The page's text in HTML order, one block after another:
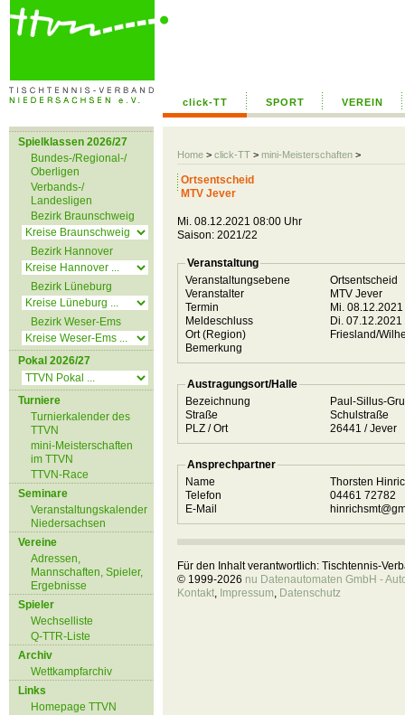
click-TT SPORT VEREIN
Home > click-TT > mini-Meisterschaften >
Spielklassen 2026/27
Bundes-/Regional-/
Oberligen
Verbands-/
Landesligen
Bezirk Braunschweig
Bezirk Hannover
Bezirk Lüneburg
Bezirk Weser-Ems
Pokal 2026/27
Turniere
Turnierkalender des
TTVN
mini-Meisterschaften
im TTVN
TTVN-Race
Seminare
Veranstaltungskalender
Niedersachsen
Vereine
Adressen,
Mannschaften, Spieler,
Ergebnisse
Spieler
Wechselliste
Q-TTR-Liste
Archiv
Wettkampfarchiv
Links
Homepage TTVN
Ortsentscheid
MTV Jever
Mi. 08.12.2021 08:00 Uhr
Saison: 2021/22
Veranstaltung
Veranstaltungsebene
Ortsentscheid
Veranstalter
MTV Jever
Termin
Mi.
Meldeschluss
Di.
Ort (Region)
Friesland/
Bemerkung
Austragungsort/Halle
Bezeichnung
Paul-Sillus-
Straße
Schulstraße
PLZ / Ort
26441 / Jever
Ansprechpartner
Name
Thorsten
Telefon
04461 72782
E-Mail
Für den Inhalt verantwortlich: Tischtennis-
© 1999-2026 nu Datenautomaten GmbH -
Kontakt, Impressum, Datenschutz